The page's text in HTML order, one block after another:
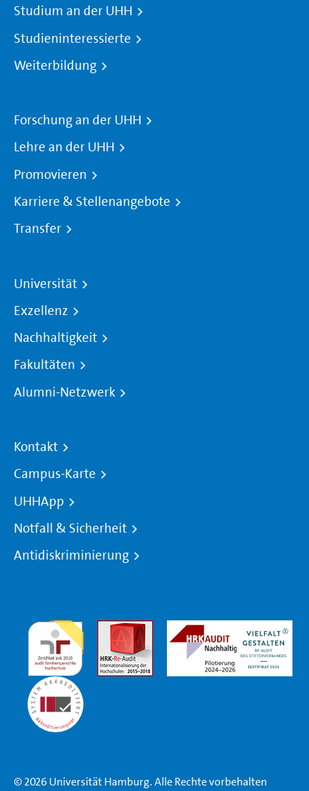
Studium an der UHH
Studieninteressierte
Weiterbildung
Forschung an der UHH
Lehre an der UHH
Promovieren
Karriere & Stellenangebote
Transfer
Universität
Exzellenz
Nachhaltigkeit
Fakultäten
Alumni-Netzwerk
Kontakt
Campus-Karte
UHHApp
Notfall & Sicherheit
Antidiskriminierung
© 2026 Universität Hamburg. Alle Rechte vorbehalten